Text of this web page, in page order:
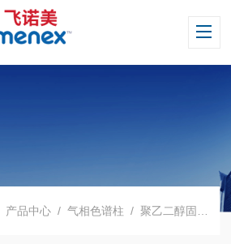
产品中心 /气相色谱柱 /聚乙二醇固定相